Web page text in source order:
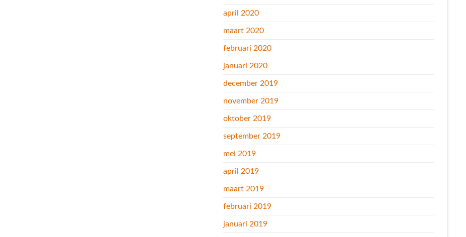
april 2020
maart 2020
februari 2020
januari 2020
december 2019
november 2019
oktober 2019
september 2019
mei 2019
april 2019
maart 2019
februari 2019
januari 2019